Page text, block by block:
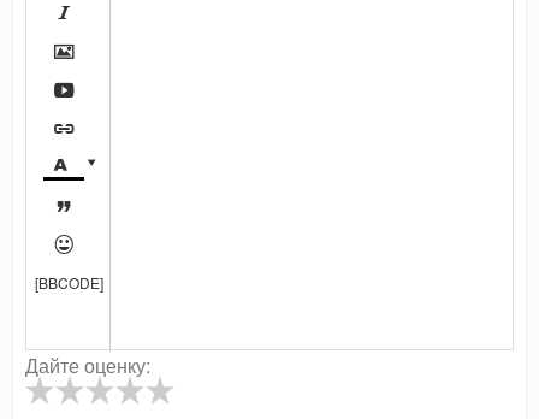








[BBCODE]
Дайте оценку: